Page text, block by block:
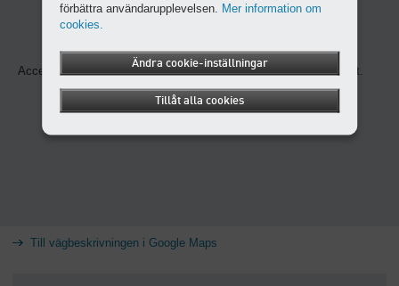
Acceptera cookies och ladda om sidan för att se det här innehållet.
Till vägbeskrivningen i Google Maps
förbättra användarupplevelsen. Mer information om
cookies.
Ändra cookie-inställningar
Tillåt alla cookies